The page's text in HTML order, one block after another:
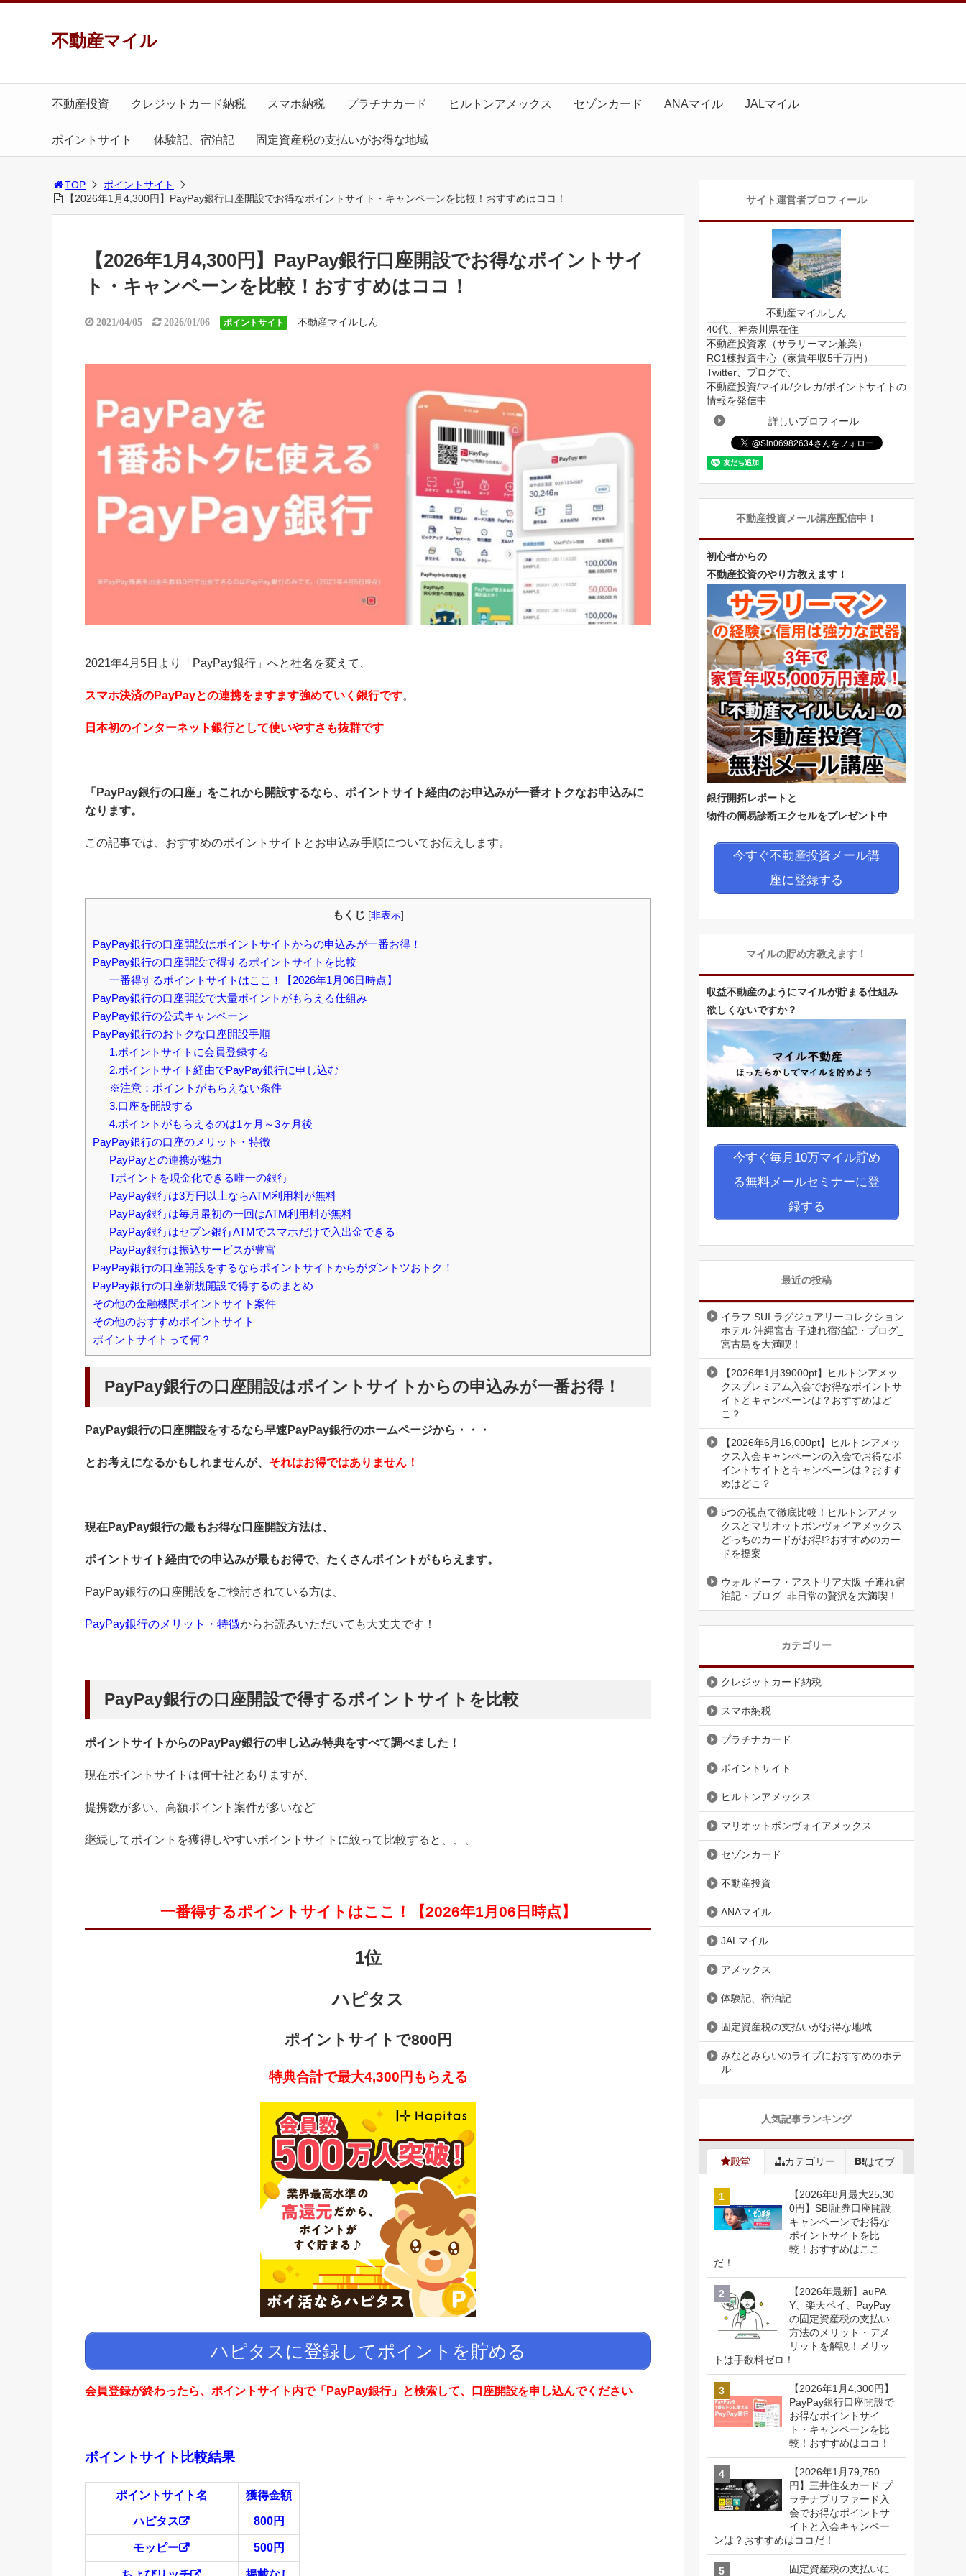
不動産マイル
不動産投資 クレジットカード納税 スマホ納税 プラチナカード ヒルトンアメックス セゾンカード ANAマイル JALマイル
ポイントサイト 体験記、宿泊記 固定資産税の支払いがお得な地域
TOP
ポイントサイト
【2026年1月4,300円】PayPay銀行口座開設でお得なポイントサイト・キャンペーンを比較！おすすめはココ！
【2026年1月4,300円】PayPay銀行口座開設でお得なポイントサイ
ト・キャンペーンを比較！おすすめはココ！
2021/04/05 2026/01/06 ポイントサイト 不動産マイルしん
2021年4月5日より「PayPay銀行」へと社名を変えて、
スマホ決済のPayPayとの連携をますます強めていく銀行です。
日本初のインターネット銀行として使いやすさも抜群です
「PayPay銀行の口座」をこれから開設するなら、 ポイントサイト経由のお申込みが一番オトクなお申込みに
なります。
この記事では、おすすめのポイントサイトとお申込み手順についてお伝えします。
もくじ [非表示]
PayPay銀行の口座開設はポイントサイトからの申込みが一番お得！
PayPay銀行の口座開設で得するポイントサイトを比較
一番得するポイントサイトはここ！【2026年1月06日時点】
PayPay銀行の口座開設で大量ポイントがもらえる仕組み
PayPay銀行の公式キャンペーン
PayPay銀行のおトクな口座開設手順
1.ポイントサイトに会員登録する
2.ポイントサイト経由でPayPay銀行に申し込む
※注意：ポイントがもらえない条件
3.口座を開設する
4.ポイントがもらえるのは1ヶ月～3ヶ月後
PayPay銀行の口座のメリット・特徴
PayPayとの連携が魅力
Tポイントを現金化できる唯一の銀行
PayPay銀行は3万円以上ならATM利用料が無料
PayPay銀行は毎月最初の一回はATM利用料が無料
PayPay銀行はセブン銀行ATMでスマホだけで入出金できる
PayPay銀行は振込サービスが豊富
PayPay銀行の口座開設をするならポイントサイトからがダントツおトク！
PayPay銀行の口座新規開設で得するのまとめ
その他の金融機関ポイントサイト案件
その他のおすすめポイントサイト
ポイントサイトって何？
PayPay銀行の口座開設はポイントサイトからの申込みが一番お得！
PayPay銀行の口座開設をするなら早速PayPay銀行のホームページから・・・
とお考えになるかもしれませんが、 それはお得ではありません！
現在PayPay銀行の最もお得な口座開設方法は、
ポイントサイト経由での申込みが最もお得で、たくさんポイントがもらえます。
PayPay銀行の口座開設をご検討されている方は、
PayPay銀行のメリット・特徴からお読みいただいても大丈夫です！
PayPay銀行の口座開設で得するポイントサイトを比較
ポイントサイトからのPayPay銀行の申し込み特典をすべて調べました！
現在ポイントサイトは何十社とありますが、
提携数が多い、高額ポイント案件が多いなど
継続してポイントを獲得しやすいポイントサイトに絞って比較すると、、、
一番得するポイントサイトはここ！【2026年1月06 日時点】
1位
ハピタス
ポイントサイトで800円
特典合計で最大4,300円もらえる
ハピタスに登録してポイントを貯める
会員登録が終わったら、ポイントサイト内で「PayPay銀行」と検索して、口座開設を申し込んでください
ポイントサイト比較結果
ポイントサイト名 獲得金額
ハピタス 800円
モッピー 500円
サイト運営者プロフィール
不動産マイルしん
40代、神奈川県在住
不動産投資家（サラリーマン兼業）
RC1棟投資中心（家賃年収5千万円）
Twitter、ブログで、
不動産投資/マイル/クレカ/ポイントサイトの
情報を発信中
詳しいプロフィール
不動産投資メール講座配信中！
初心者からの
不動産投資のやり方教えます！
銀行開拓レポートと
物件の簡易診断エクセルをプレゼント中
今すぐ不動産投資メール講
座に登録する
マイルの貯め方教えます！
収益不動産のようにマイルが貯まる仕組み
欲しくないですか？
今すぐ毎月10万マイル貯め
る無料メールセミナーに登
録する
最近の投稿
イラフ SUI ラグジュアリーコレクション
ホテル 沖縄宮古 子連れ宿泊記・ブログ_
宮古島を大満喫！
【2026年1月39000pt】ヒルトンアメッ
クスプレミアム入会でお得なポイントサ
イトとキャンペーンは？おすすめはど
こ？
【2026年6月16,000pt】ヒルトンアメッ
クス入会キャンペーンの入会でお得なポ
イントサイトとキャンペーンは？おすす
めはどこ？
5つの視点で徹底比較！ヒルトンアメッ
クスとマリオットボンヴォイアメックス
どっちのカードがお得!?おすすめのカー
ドを提案
ウォルドーフ・アストリア大阪 子連れ宿
泊記・ブログ_非日常の贅沢を大満喫！
カテゴリー
クレジットカード納税
スマホ納税
プラチナカード
ポイントサイト
ヒルトンアメックス
マリオットボンヴォイアメックス
セゾンカード
不動産投資
ANAマイル
JALマイル
アメックス
体験記、宿泊記
固定資産税の支払いがお得な地域
みなとみらいのライブにおすすめのホテ
ル
人気記事ランキング
殿堂 カテゴリー はてブ
【2026年8月最大25,30
0円】SBI証券口座開設
キャンペーンでお得な
ポイントサイトを比
較！おすすめはここ
だ！
【2026年最新】auPA
Y、楽天ペイ、PayPay
の固定資産税の支払い
方法のメリット・デメ
リットを解説！メリッ
トは手数料ゼロ！
【2026年1月4,300円】
PayPay銀行口座開設で
お得なポイントサイ
ト・キャンペーンを比
較！おすすめはココ！
【2026年1月79,750
円】三井住友カード プ
ラチナプリファード入
会でお得なポイントサ
イトと入会キャンペー
ンは？おすすめはココだ！
固定資産税の支払いに